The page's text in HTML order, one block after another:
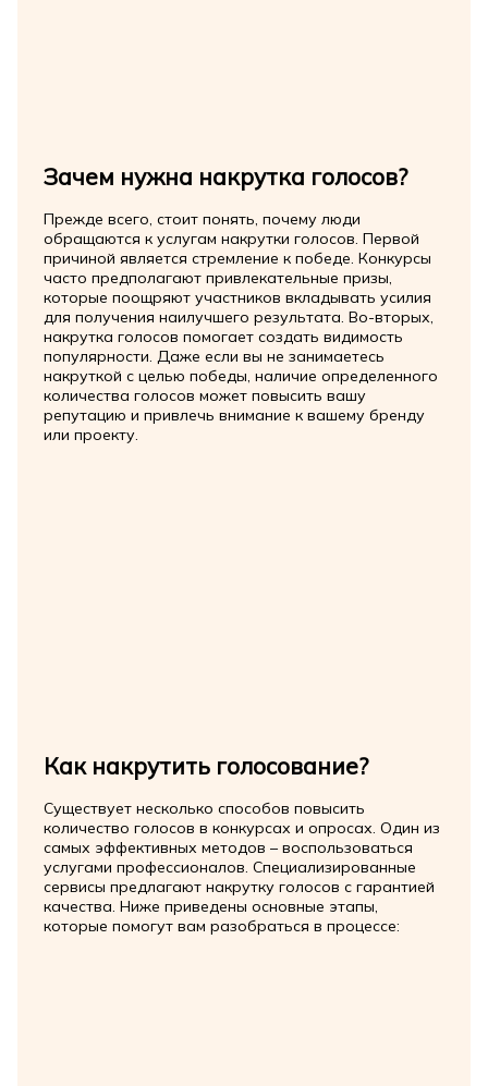
Зачем нужна накрутка голосов?
Прежде всего, стоит понять, почему люди
обращаются к услугам накрутки голосов. Первой
причиной является стремление к победе. Конкурсы
часто предполагают привлекательные призы,
которые поощряют участников вкладывать усилия
для получения наилучшего результата. Во-вторых,
накрутка голосов помогает создать видимость
популярности. Даже если вы не занимаетесь
накруткой с целью победы, наличие определенного
количества голосов может повысить вашу
репутацию и привлечь внимание к вашему бренду
или проекту.
Как накрутить голосование?
Существует несколько способов повысить
количество голосов в конкурсах и опросах. Один из
самых эффективных методов – воспользоваться
услугами профессионалов. Специализированные
сервисы предлагают накрутку голосов с гарантией
качества. Ниже приведены основные этапы,
которые помогут вам разобраться в процессе: